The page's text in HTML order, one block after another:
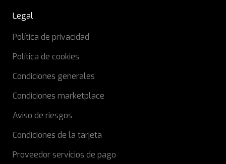
Legal
Política de privacidad
Política de cookies
Condiciones generales
Condiciones marketplace
Aviso de riesgos
Condiciones de la tarjeta
Proveedor servicios de pago